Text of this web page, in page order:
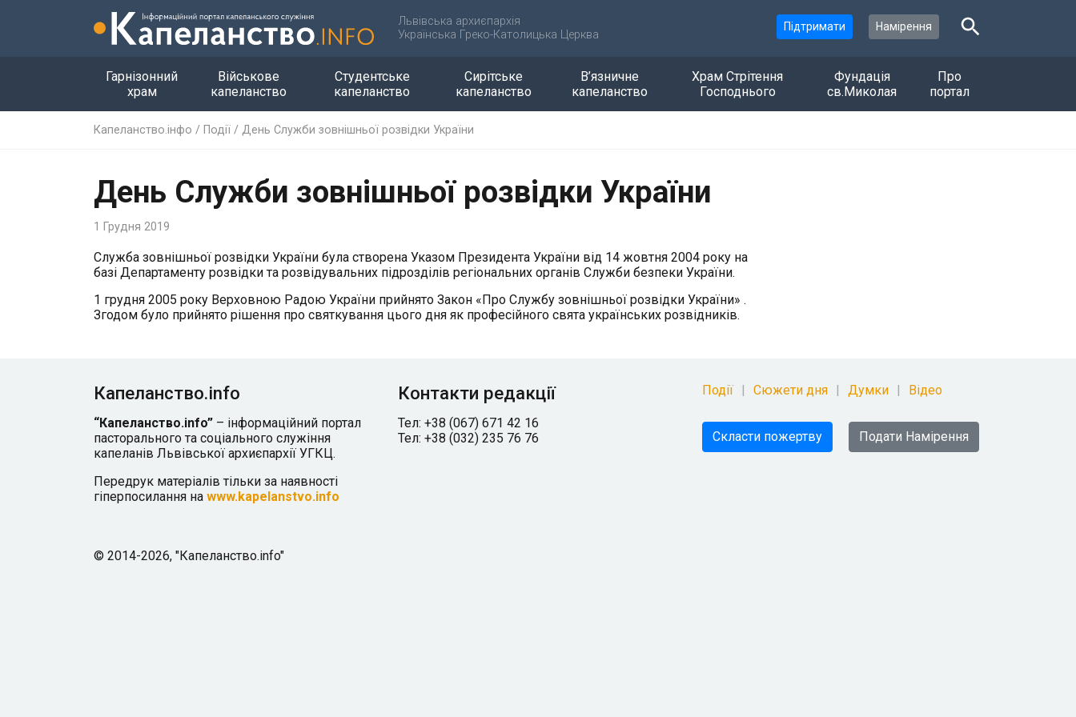
Львівська архиєпархія
Українська Греко-Католицька Церква
Підтримати Намірення
Гарнізонний
храм
Військове
капеланство
Студентське
капеланство
Сирітське
капеланство
В’язничне
капеланство
Храм Стрітення
Господнього
Фундація
св.Миколая
Про
портал
Капеланство.інфо / Події / День Служби зовнішньої розвідки України
День Служби зовнішньої розвідки України
1 Грудня 2019
Служба зовнішньої розвідки України була створена Указом Президента України від 14 жовтня 2004 року на
базі Департаменту розвідки та розвідувальних підрозділів регіональних органів Служби безпеки України.
1 грудня 2005 року Верховною Радою України прийнято Закон «Про Службу зовнішньої розвідки України» .
Згодом було прийнято рішення про святкування цього дня як професійного свята українських розвідників.
Капеланство.info
“Капеланство.info” – інформаційний портал
пасторального та соціального служіння
капеланів Львівської архиєпархії УГКЦ.
Передрук матеріалів тільки за наявності
гіперпосилання на www.kapelanstvo.info
Контакти редакції
Тел: +38 (067) 671 42 16
Тел: +38 (032) 235 76 76
Події Сюжети дня Думки Відео
Скласти пожертву Подати Намірення
© 2014-2026, "Капеланство.info"